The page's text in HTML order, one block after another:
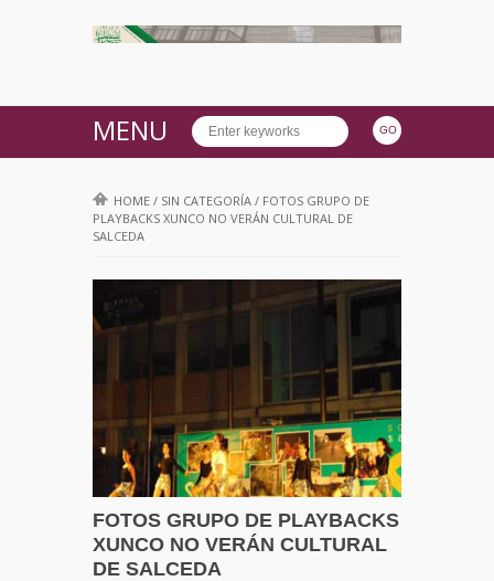
MENU
HOME / SIN CATEGORÍA / FOTOS GRUPO DE
PLAYBACKS XUNCO NO VERÁN CULTURAL DE
SALCEDA
FOTOS GRUPO DE PLAYBACKS
XUNCO NO VERÁN CULTURAL
DE SALCEDA